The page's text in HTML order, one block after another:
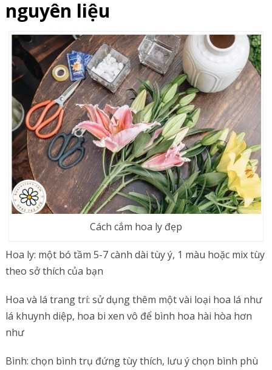
nguyên liệu
Cách cắm hoa ly đẹp
Hoa ly: một bó tầm 5-7 cành dài tùy ý, 1 màu hoặc mix tùy
theo sở thích của bạn
Hoa và lá trang trí: sử dụng thêm một vài loại hoa lá như
lá khuynh diệp, hoa bi xen vô để bình hoa hài hòa hơn
như
Bình: chọn bình trụ đứng tùy thích, lưu ý chọn bình phù